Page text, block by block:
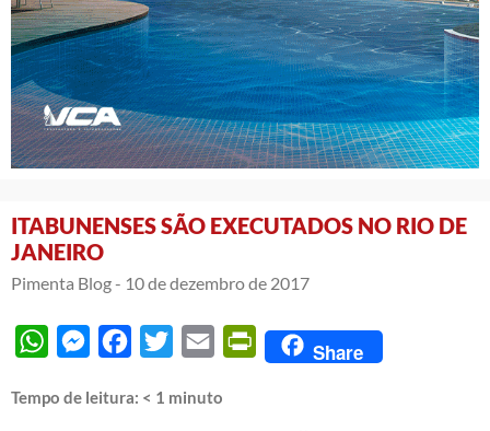
ITABUNENSES SÃO EXECUTADOS NO RIO DE
JANEIRO
Pimenta Blog - 10 de dezembro de 2017
WhatsAppMessengerFacebook
Twitter Email PrintFriendly
Share
Tempo de leitura: < 1 minuto